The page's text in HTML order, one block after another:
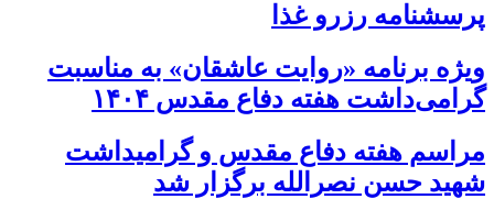
پرسشنامه رزرو غذا
ویژه برنامه «روایت عاشقان» به مناسبت
گرامی‌داشت هفته دفاع مقدس ۱۴۰۴
مراسم هفته دفاع مقدس و گرامیداشت
شهید حسن نصرالله برگزار شد